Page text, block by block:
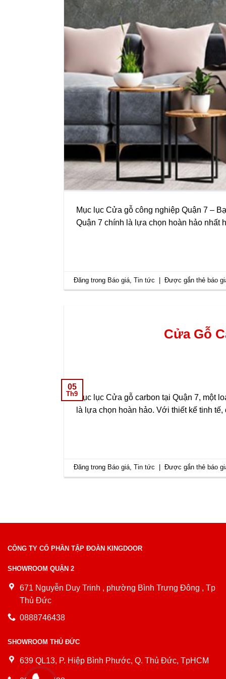
Mục lục Cửa gỗ công nghiệp Quận 7 –
Quận 7 chính là lựa chọn hoàn hảo nhất
Đăng trong Báo giá ,Tin tức | Được gắn thẻbáo
Cửa Gỗ
05
Th9Mục lục Cửa gỗ carbon tại Quận 7, một
là lựa chọn hoàn hảo. Với thiết kế tinh
Đăng trong Báo giá,Tin tức Được gắn thẻ báo
CÔNG TY CỔ PHẦN TẬP ĐOÀN KINGDOOR
SHOWROOM QUẬN 2
671 Nguyễn Duy Trinh , phường Bình Trưng Đông , Tp
Thủ Đức
0888746438
SHOWROOM THỦ ĐỨC
639 QL13, P. Hiệp Bình Phước, Q. Thủ Đức, TpHCM